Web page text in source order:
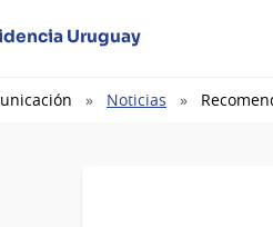
Uruguay
Noticias